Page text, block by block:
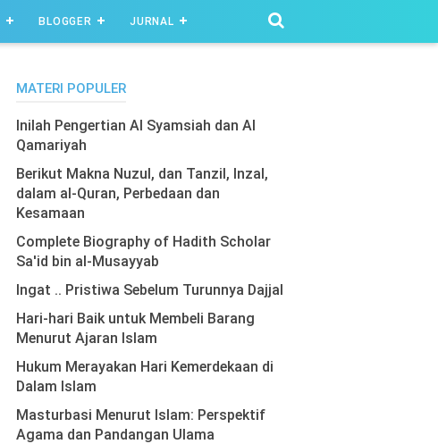
BLOGGER JURNAL
MATERI POPULER
Inilah Pengertian Al Syamsiah dan Al
Qamariyah
Berikut Makna Nuzul, dan Tanzil, Inzal,
dalam al-Quran, Perbedaan dan
Kesamaan
Complete Biography of Hadith Scholar
Sa'id bin al-Musayyab
Ingat .. Pristiwa Sebelum Turunnya Dajjal
Hari-hari Baik untuk Membeli Barang
Menurut Ajaran Islam
Hukum Merayakan Hari Kemerdekaan di
Dalam Islam
Masturbasi Menurut Islam: Perspektif
Agama dan Pandangan Ulama